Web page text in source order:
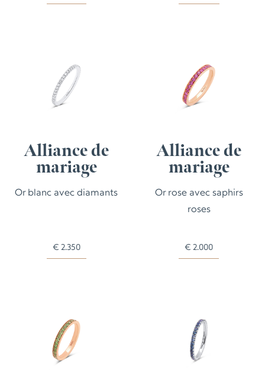
Alliance de
mariage
Or blanc avec diamants
€ 2.350
Alliance de
mariage
Or rose avec saphirs
roses
€ 2.000